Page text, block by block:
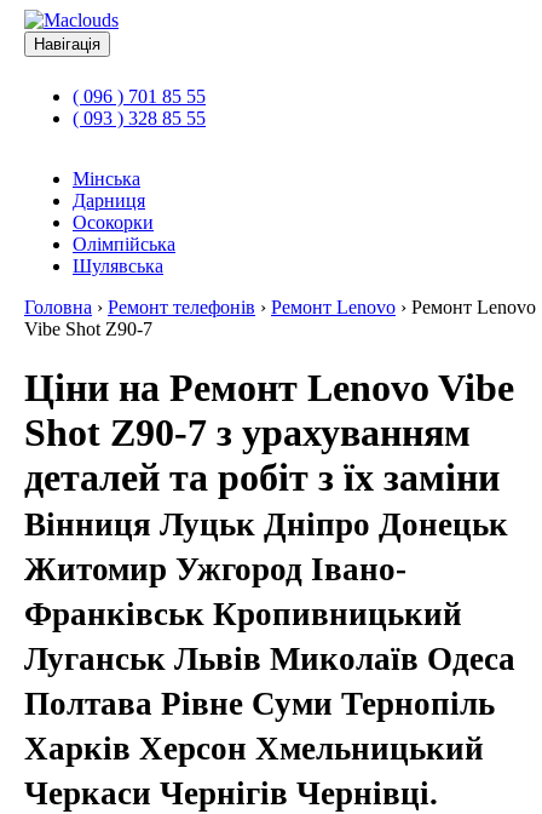
Навігація
( 096 ) 701 85 55
( 093 ) 328 85 55
Мінська
Дарниця
Осокорки
Олімпійська
Шулявська
Головна › Ремонт телефонів › Ремонт Lenovo › Ремонт Lenovo
Vibe Shot Z90-7
Ціни на Ремонт Lenovo Vibe
Shot Z90-7 з урахуванням
деталей та робіт з їх заміни
Вінниця Луцьк Дніпро Донецьк
Житомир Ужгород Івано-
Франківськ Кропивницький
Луганськ Львів Миколаїв Одеса
Полтава Рівне Суми Тернопіль
Харків Херсон Хмельницький
Черкаси Чернігів Чернівці.